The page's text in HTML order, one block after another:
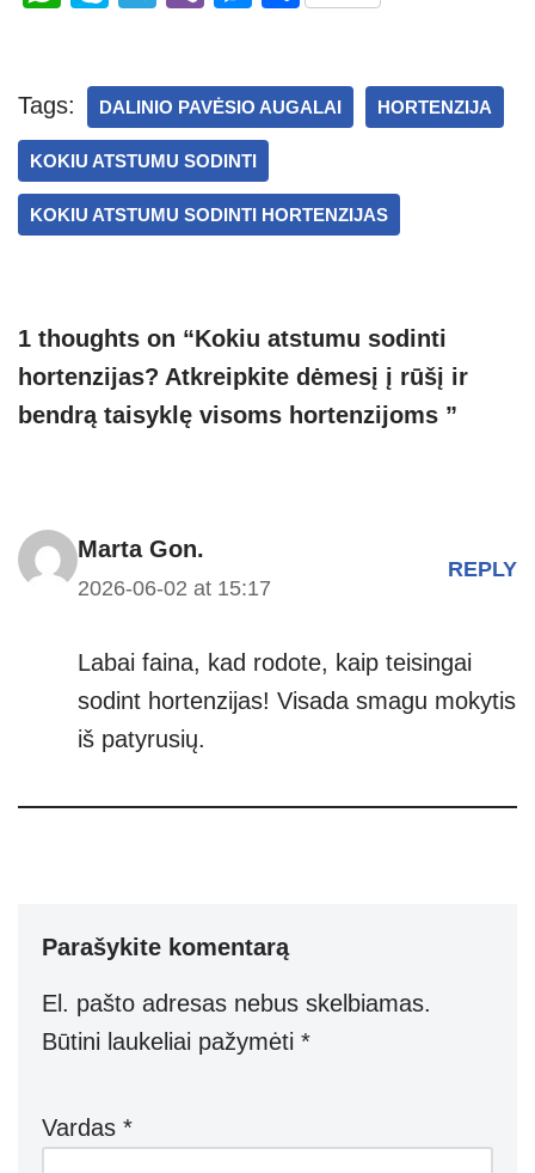
s
A
p
p
e
gr
a
m
e
n
g
er
e
Tags: DALINIO PAVĖSIO AUGALAI HORTENZIJA
KOKIU ATSTUMU SODINTI
KOKIU ATSTUMU SODINTI HORTENZIJAS
1 thoughts on “Kokiu atstumu sodinti
hortenzijas? Atkreipkite dėmesį į rūšį ir
bendrą taisyklę visoms hortenzijoms ”
Marta Gon.
2026-06-02 at 15:17
REPLY
Labai faina, kad rodote, kaip teisingai
sodint hortenzijas! Visada smagu mokytis
iš patyrusių.
Parašykite komentarą
El. pašto adresas nebus skelbiamas.
Būtini laukeliai pažymėti *
Vardas *